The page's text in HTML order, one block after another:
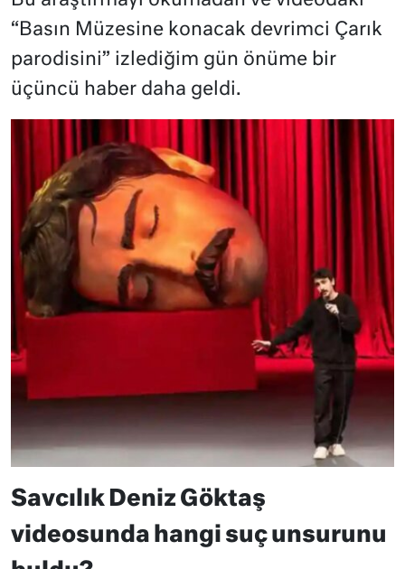
“Basın Müzesine konacak devrimci Çarık
parodisini” izlediğim gün önüme bir
üçüncü haber daha geldi.
Savcılık Deniz Göktaş
videosunda hangi suç unsurunu